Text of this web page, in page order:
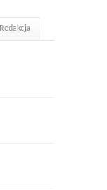
Redakcja